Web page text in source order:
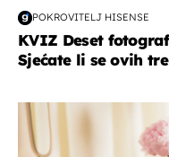
POKROVITELJ HISENSE
KVIZ Deset
Sjećate li se ovih
moda & ljepota